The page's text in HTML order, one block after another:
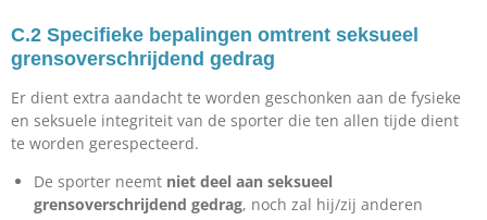
C.2 Specifieke bepalingen omtrent seksueel
grensoverschrijdend gedrag
Er dient extra aandacht te worden geschonken aan de fysieke
en seksuele integriteit van de sporter die ten allen tijde dient
te worden gerespecteerd.
De sporter neemt niet deel aan seksueel
grensoverschrijdend gedrag, noch zal hij/zij anderen